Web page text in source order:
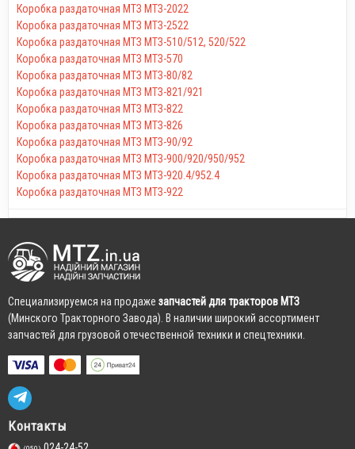
Коробка раздаточная МТЗ МТЗ-2022
Коробка раздаточная МТЗ МТЗ-2522
Коробка раздаточная МТЗ МТЗ-510/512, 520/522
Коробка раздаточная МТЗ МТЗ-570
Коробка раздаточная МТЗ МТЗ-80/82
Коробка раздаточная МТЗ МТЗ-821/921
Коробка раздаточная МТЗ МТЗ-822
Коробка раздаточная МТЗ МТЗ-826
Коробка раздаточная МТЗ МТЗ-90/92
Коробка раздаточная МТЗ МТЗ-900/920/950/952
Коробка раздаточная МТЗ МТЗ-920.4/952.4
Коробка раздаточная МТЗ МТЗ-922
Cпециализируемся на продаже запчастей для тракторов МТЗ
(Минского Тракторного Завода). В наличии широкий ассортимент
запчастей для грузовой отечественной техники и спецтехники.
Контакты